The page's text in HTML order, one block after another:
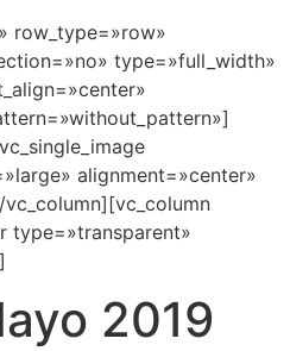
row_type=»row»
type=»full_width»
alignment=»center»
type=»transparent»
2019